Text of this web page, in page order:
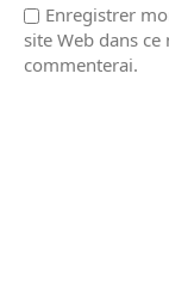
Enregistrer
site Web dans
commenterai.